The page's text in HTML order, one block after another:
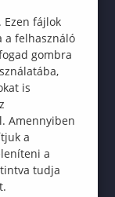
Ezen fájlok
a felhasználó
gombra
is
Amennyiben
a
a
tudja